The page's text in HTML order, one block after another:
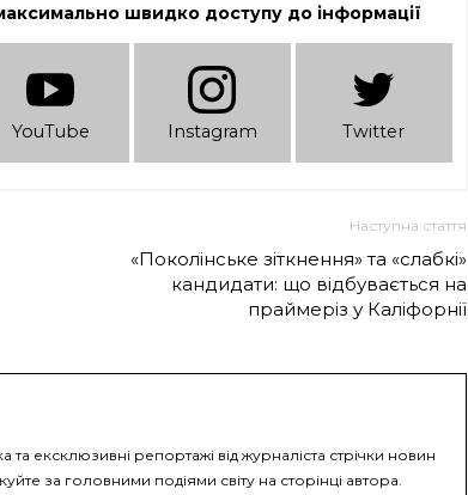
швидко доступу до інформації
YouTube Instagram Twitter
Наступна стаття
«Поколінське зіткнення» та «слабкі»
кандидати: що відбувається на
праймеріз у Каліфорнії
та ексклюзивні репортажі від журналіста стрічки новин
за головними подіями світу на сторінці автора.